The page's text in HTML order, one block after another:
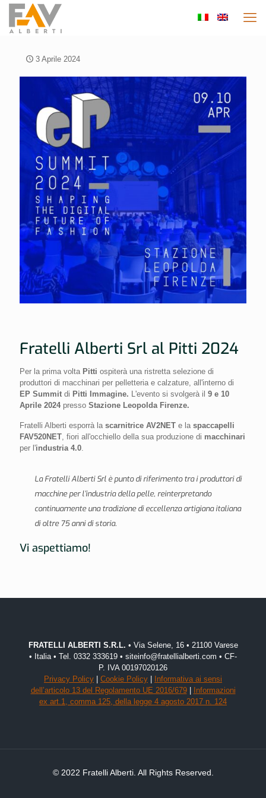
3 Aprile 2024
Fratelli Alberti Srl al Pitti 2024
Per la prima volta Pitti ospiterà una ristretta selezione di
produttori di macchinari per pelletteria e calzature, all'interno di
EP Summit di Pitti Immagine. L'evento si svolgerà il 9 e 10
Aprile 2024presso Stazione Leopolda Firenze.
Fratelli Alberti esporrà la scarnitrice AV2NET e la spaccapelli
FAV520NET, fiori all'occhiello della sua produzione di macchinari
per l'industria 4.0.
La Fratelli Alberti Srl è punto di riferimento tra i produttori di
macchine per l’industria della pelle, reinterpretando
continuamente una tradizione di eccellenza artigiana italiana
di oltre 75 anni di storia.
Vi aspettiamo!
FRATELLI ALBERTI S.R.L. • Via Selene, 16 • 21100 Varese
• Italia • Tel. 0332 333619 • siteinfo@fratellialberti.com • CF-
P. IVA 00197020126
Privacy Policy
Cookie Policy
Informativa ai sensi
dell’articolo 13 del Regolamento UE 2016/679|
Informazioni
ex art.1, comma 125, della legge 4 agosto 2017 n. 124
© 2022 Fratelli Alberti. All Rights Reserved.